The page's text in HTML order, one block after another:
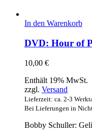
In den Warenkorb
DVD: Hour of
10,00 €
Enthält 19% MwSt.
zzgl. Versand
Lieferzeit: ca. 2-3
Bei Lieferungen in
Bobby Schuller: